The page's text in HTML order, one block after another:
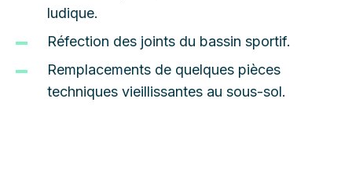
ludique.
Réfection des joints du bassin sportif.
Remplacements de quelques pièces
techniques vieillissantes au sous-sol.